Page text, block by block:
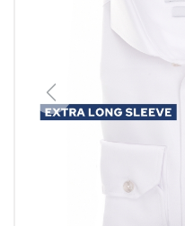
Previous